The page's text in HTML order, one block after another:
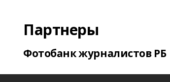
Партнеры
Фотобанк журналистов РБ